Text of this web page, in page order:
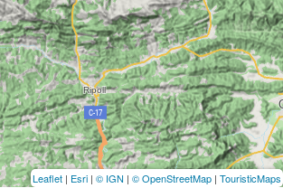
Leaflet | Esri | © IGN | © OpenStreetMap | TouristicMaps